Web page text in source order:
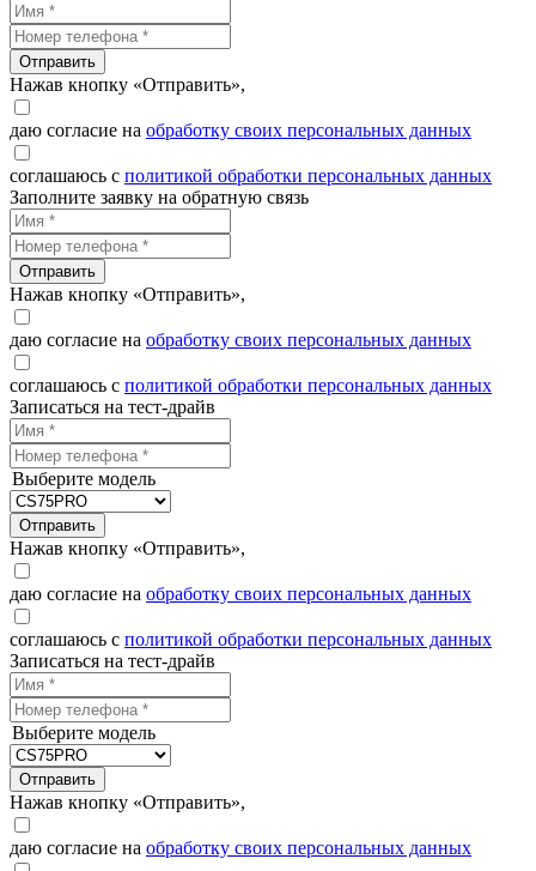
Отправить
Нажав кнопку «Отправить»,
даю согласие на обработку своих персональных данных
соглашаюсь с политикой обработки персональных данных
Заполните заявку на обратную связь
Отправить
Нажав кнопку «Отправить»,
даю согласие на обработку своих персональных данных
соглашаюсь с политикой обработки персональных данных
Записаться на тест-драйв
Выберите модель
Отправить
Нажав кнопку «Отправить»,
даю согласие на обработку своих персональных данных
соглашаюсь с политикой обработки персональных данных
Записаться на тест-драйв
Выберите модель
Отправить
Нажав кнопку «Отправить»,
даю согласие на обработку своих персональных данных